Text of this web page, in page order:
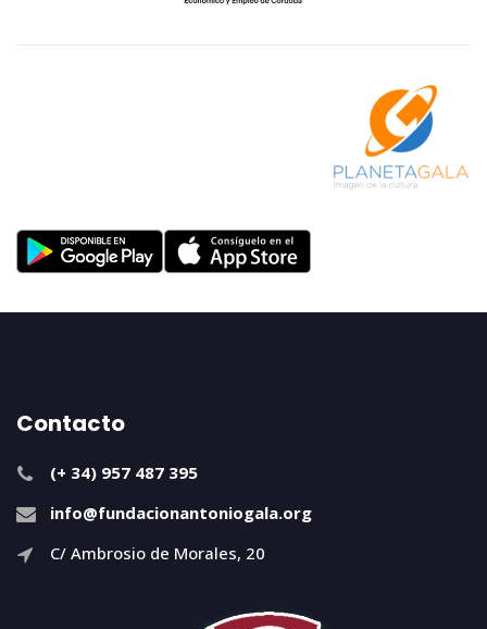
Contacto
(+ 34) 957 487 395
info@fundacionantoniogala.org
C/ Ambrosio de Morales, 20